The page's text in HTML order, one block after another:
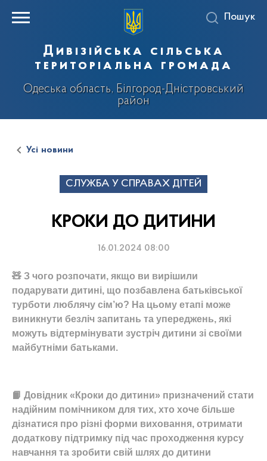
Дивізійська сільська
територіальна громада
Одеська область, Білгород-Дністровський
район
Пошук
Усі новини
СЛУЖБА У СПРАВАХ ДІТЕЙ
КРОКИ ДО ДИТИНИ
16.01.2024 08:00
🧸 З чого розпочати, якщо ви вирішили
подарувати дитині, що позбавлена батьківської
турботи люблячу сім’ю? На цьому етапі може
виникнути безліч запитань та упереджень, які
можуть відтермінувати зустріч дитини зі своїми
майбутніми батьками.
📙 Довідник «Кроки до дитини» призначений стати
надійним помічником для тих, хто хоче більше
дізнатися про різні форми виховання, отримати
додаткову підтримку під час проходження курсу
навчання та зробити свій шлях до дитини